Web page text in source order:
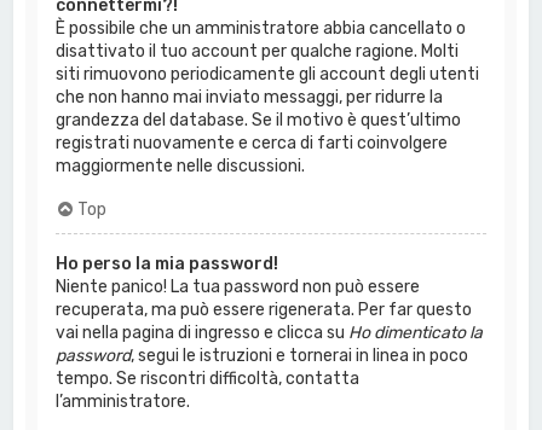
connettermi?!
È possibile che un amministratore abbia cancellato o
disattivato il tuo account per qualche ragione. Molti
siti rimuovono periodicamente gli account degli utenti
che non hanno mai inviato messaggi, per ridurre la
grandezza del database. Se il motivo è quest’ultimo
registrati nuovamente e cerca di farti coinvolgere
maggiormente nelle discussioni.
Top
Ho perso la mia password!
Niente panico! La tua password non può essere
recuperata, ma può essere rigenerata. Per far questo
vai nella pagina di ingresso e clicca su Ho dimenticato la
password, segui le istruzioni e tornerai in linea in poco
tempo. Se riscontri difficoltà, contatta
l’amministratore.